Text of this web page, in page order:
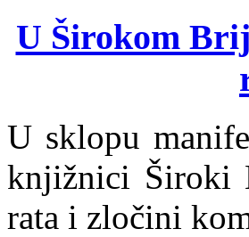
U Širokom
U sklopu
knjižnici Široki
rata i zločini